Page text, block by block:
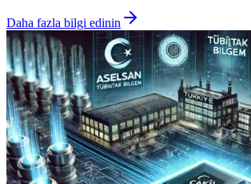
Daha fazla bilgi edinin